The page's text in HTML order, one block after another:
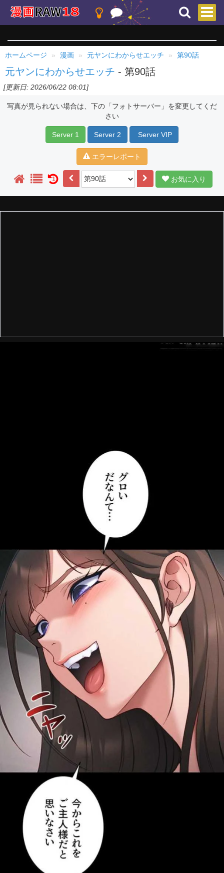
ホームページ 漫画 元ヤンにわからせエッチ 第90話
元ヤンにわからせエッチ - 第90話
[更新日: 2026/06/22 08:01]
写真が見られない場合は、下の「フォトサーバー」を変更してくだ
さい
Server 1 Server 2 Server VIP
エラーレポート
1 お気に入り